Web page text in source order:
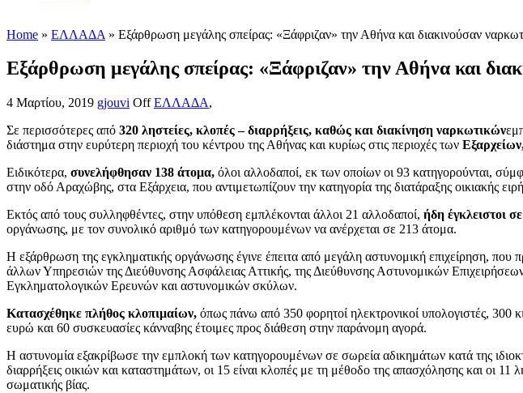
Home » ΕΛΛΑΔΑ » Εξάρθρωση μεγάλης σπείρας: «Ξάφριζαν» την Αθήνα και διακινούσαν
Εξάρθρωση μεγάλης σπείρας: «Ξάφριζαν» την Αθήνα και
4 Μαρτίου, 2019 gjouvi Off ΕΛΛΑΔΑ,
Σε περισσότερες από 320 ληστείες, κλοπές – διαρρήξεις, καθώς και διακίνηση ναρκωτικών
διάστημα στην ευρύτερη περιοχή του κέντρου της Αθήνας και κυρίως στις περιοχές των
Ειδικότερα, συνελήφθησαν 138 άτομα, όλοι αλλοδαποί, εκ των οποίων οι 93 κατηγορούνται,
στην οδό Αραχώβης, στα Εξάρχεια, που αντιμετωπίζουν την κατηγορία της διατάραξης οικιακής
Εκτός από τους συλληφθέντες, στην υπόθεση εμπλέκονται άλλοι 21 αλλοδαποί, ήδη έγκλειστοι
οργάνωσης, με τον συνολικό αριθμό των κατηγορουμένων να ανέρχεται σε 213 άτομα.
Η εξάρθρωση της εγκληματικής οργάνωσης έγινε έπειτα από μεγάλη αστυνομική επιχείρηση,
άλλων Υπηρεσιών της Διεύθυνσης Ασφάλειας Αττικής, της Διεύθυνσης Αστυνομικών
Εγκληματολογικών Ερευνών και αστυνομικών σκύλων.
Κατασχέθηκε πλήθος κλοπιμαίων, όπως πάνω από 350 φορητοί ηλεκτρονικοί υπολογιστές, 300
ευρώ και 60 συσκευασίες κάνναβης έτοιμες προς διάθεση στην παράνομη αγορά.
Η αστυνομία εξακρίβωσε την εμπλοκή των κατηγορουμένων σε σωρεία αδικημάτων κατά της
διαρρήξεις οικιών και καταστημάτων, οι 15 είναι κλοπές με τη μέθοδο της απασχόλησης και οι
σωματικής βίας.